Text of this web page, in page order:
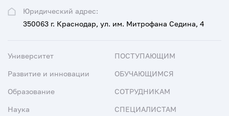
Юридический адрес:
350063 г. Краснодар, ул. им. Митрофана Седина, 4
Университет
Развитие и инновации
Образование
Наука
ПОСТУПАЮЩИМ
ОБУЧАЮЩИМСЯ
СОТРУДНИКАМ
СПЕЦИАЛИСТАМ